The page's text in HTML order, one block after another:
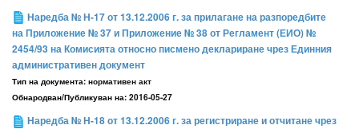
Наредба № Н-17 от 13.12.2006 г. за прилагане на разпоредбите
на Приложение № 37 и Приложение № 38 от Регламент (ЕИО) №
2454/93 на Комисията относно писмено деклариране чрез Единния
административен документ
Тип на документа: нормативен акт
Обнародван/Публикуван на: 2016-05-27
Наредба № Н-18 от 13.12.2006 г. за регистриране и отчитане чрез